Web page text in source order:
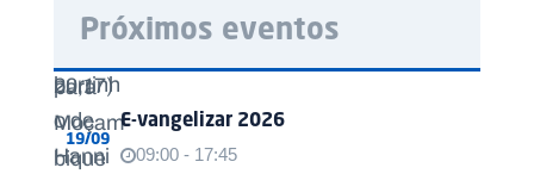
Próximos eventos
19/09
E-vangelizar 2026
09:00 - 17:45